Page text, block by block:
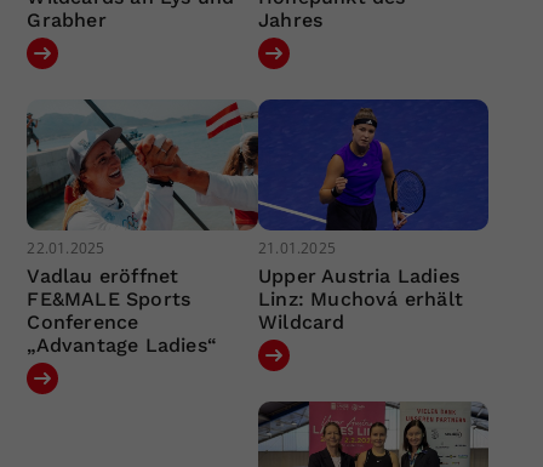
Grabher
Jahres
22.01.2025
Vadlau eröffnet
FE&MALE Sports
Conference
„Advantage Ladies“
21.01.2025
Upper Austria Ladies
Linz: Muchová erhält
Wildcard